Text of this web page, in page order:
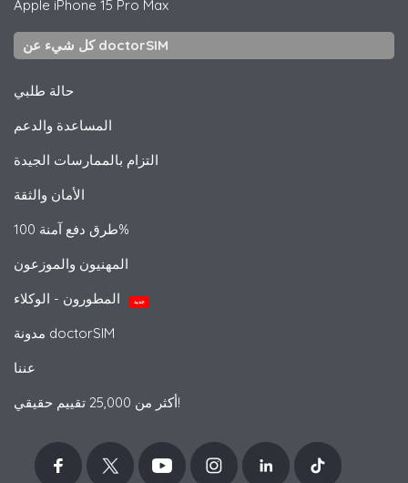
Apple iPhone 15 Pro Max
كل شيء عن doctorSIM
حالة طلبي
المساعدة والدعم
التزام بالممارسات الجيدة
الأمان والثقة
طرق دفع آمنة 100%
المهنيون والموزعون
جديد
مدونة doctorSIM
عننا
أكثر من 25,000 تقييم حقيقي!